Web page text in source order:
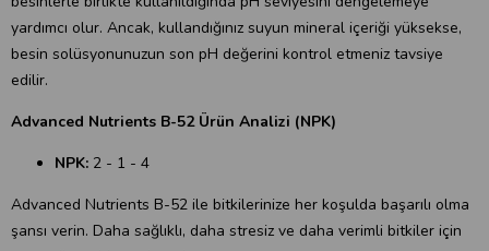
yardımcı olur. Ancak, kullandığınız suyun mineral içeriği yüksekse,
besin solüsyonunuzun son pH değerini kontrol etmeniz tavsiye
edilir.
Advanced Nutrients B-52 Ürün Analizi (NPK)
NPK: 2 - 1 - 4
Advanced Nutrients B-52 ile bitkilerinize her koşulda başarılı olma
şansı verin. Daha sağlıklı, daha stresiz ve daha verimli bitkiler için